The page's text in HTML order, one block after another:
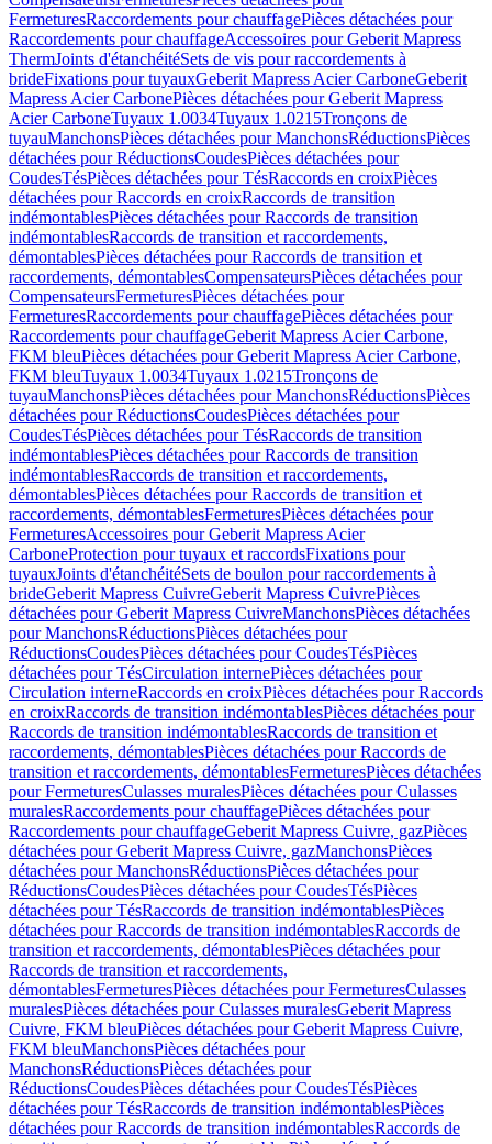
FermeturesRaccordements pour chauffagePièces détachées pour
Raccordements pour chauffageAccessoires pour Geberit Mapress
ThermJoints d'étanchéitéSets de vis pour raccordements à
brideFixations pour tuyauxGeberit Mapress Acier CarboneGeberit
Mapress Acier CarbonePièces détachées pour Geberit Mapress
Acier CarboneTuyaux 1.0034Tuyaux 1.0215Tronçons de
tuyauManchonsPièces détachées pour ManchonsRéductionsPièces
détachées pour RéductionsCoudesPièces détachées pour
CoudesTésPièces détachées pour TésRaccords en croixPièces
détachées pour Raccords en croixRaccords de transition
indémontablesPièces détachées pour Raccords de transition
indémontablesRaccords de transition et raccordements,
démontablesPièces détachées pour Raccords de transition et
raccordements, démontablesCompensateursPièces détachées pour
CompensateursFermeturesPièces détachées pour
FermeturesRaccordements pour chauffagePièces détachées pour
Raccordements pour chauffageGeberit Mapress Acier Carbone,
FKM bleuPièces détachées pour Geberit Mapress Acier Carbone,
FKM bleuTuyaux 1.0034Tuyaux 1.0215Tronçons de
tuyauManchonsPièces détachées pour ManchonsRéductionsPièces
détachées pour RéductionsCoudesPièces détachées pour
CoudesTésPièces détachées pour TésRaccords de transition
indémontablesPièces détachées pour Raccords de transition
indémontablesRaccords de transition et raccordements,
démontablesPièces détachées pour Raccords de transition et
raccordements, démontablesFermeturesPièces détachées pour
FermeturesAccessoires pour Geberit Mapress Acier
CarboneProtection pour tuyaux et raccordsFixations pour
tuyauxJoints d'étanchéitéSets de boulon pour raccordements à
brideGeberit Mapress CuivreGeberit Mapress CuivrePièces
détachées pour Geberit Mapress CuivreManchonsPièces détachées
pour ManchonsRéductionsPièces détachées pour
RéductionsCoudesPièces détachées pour CoudesTésPièces
détachées pour TésCirculation internePièces détachées pour
Circulation interneRaccords en croixPièces détachées pour Raccords
en croixRaccords de transition indémontablesPièces détachées pour
Raccords de transition indémontablesRaccords de transition et
raccordements, démontablesPièces détachées pour Raccords de
transition et raccordements, démontablesFermeturesPièces détachées
pour FermeturesCulasses muralesPièces détachées pour Culasses
muralesRaccordements pour chauffagePièces détachées pour
Raccordements pour chauffageGeberit Mapress Cuivre, gazPièces
détachées pour Geberit Mapress Cuivre, gazManchonsPièces
détachées pour ManchonsRéductionsPièces détachées pour
RéductionsCoudesPièces détachées pour CoudesTésPièces
détachées pour TésRaccords de transition indémontablesPièces
détachées pour Raccords de transition indémontablesRaccords de
transition et raccordements, démontablesPièces détachées pour
Raccords de transition et raccordements,
démontablesFermeturesPièces détachées pour FermeturesCulasses
muralesPièces détachées pour Culasses muralesGeberit Mapress
Cuivre, FKM bleuPièces détachées pour Geberit Mapress Cuivre,
FKM bleuManchonsPièces détachées pour
ManchonsRéductionsPièces détachées pour
RéductionsCoudesPièces détachées pour CoudesTésPièces
détachées pour TésRaccords de transition indémontablesPièces
détachées pour Raccords de transition indémontablesRaccords de